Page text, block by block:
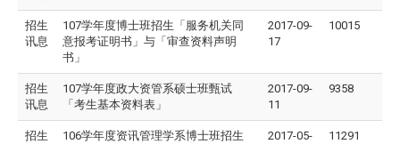
招生
讯息
107学年度博士班招生「服务机关同
意报考证明书」与「审查资料声明
书」
2017-09-
17
10015
招生
讯息
107学年度政大资管系硕士班甄试
「考生基本资料表」
2017-09-
11
9358
招生
106学年度资讯管理学系博士班招生
2017-05-
11291